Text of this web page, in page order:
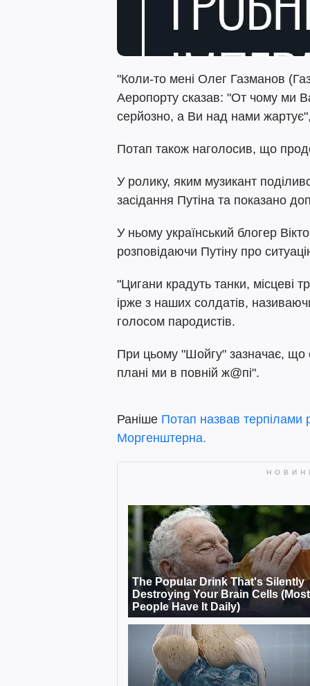
"Коли-то мені Олег Газманов
Аеропорту сказав: "От чому
серйозно, а Ви над нами
Потап також наголосив, що
У ролику, яким музикант
засідання Путіна та показано
У ньому український блогер
розповідаючи Путіну про
"Цигани крадуть танки, місцеві
ірже з наших солдатів,
голосом пародистів.
При цьому "Шойгу" зазначає, що
плані ми в повній ж@пі".
Раніше Потап назвав терпілами
Моргенштерна.